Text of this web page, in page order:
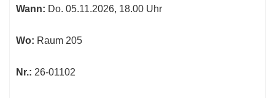
Wann: Do. 05.11.2026, 18.00 Uhr
Wo: Raum 205
Nr.: 26-01102